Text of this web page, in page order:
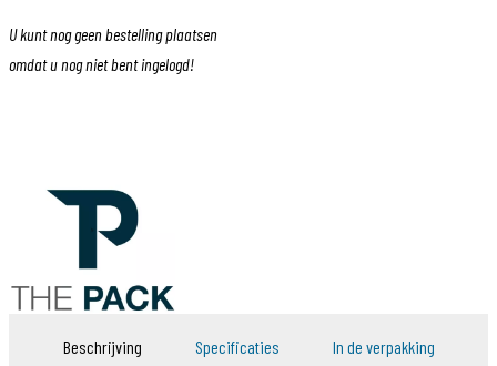
U kunt nog geen bestelling plaatsen
omdat u nog niet bent ingelogd!
Beschrijving Specificaties In de verpakking